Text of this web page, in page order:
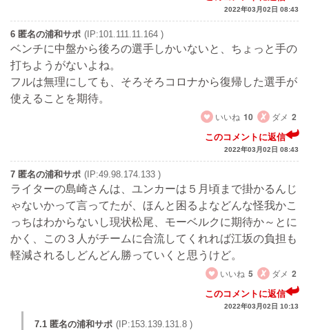
2022年03月02日 08:43
6 匿名の浦和サポ (IP:101.111.11.164 )
ベンチに中盤から後ろの選手しかいないと、ちょっと手の
打ちようがないよね。
フルは無理にしても、そろそろコロナから復帰した選手が
使えることを期待。
いいね 10 ダメ 2
このコメントに返信
2022年03月02日 08:43
7 匿名の浦和サポ (IP:49.98.174.133 )
ライターの島崎さんは、ユンカーは５月頃まで掛かるんじ
ゃないかって言ってたが、ほんと困るよなどんな怪我かこ
っちはわからないし現状松尾、モーベルクに期待か～とに
かく、この３人がチームに合流してくれれば江坂の負担も
軽減されるしどんどん勝っていくと思うけど。
いいね 5 ダメ 2
このコメントに返信
2022年03月02日 10:13
7.1 匿名の浦和サポ (IP:153.139.131.8 )